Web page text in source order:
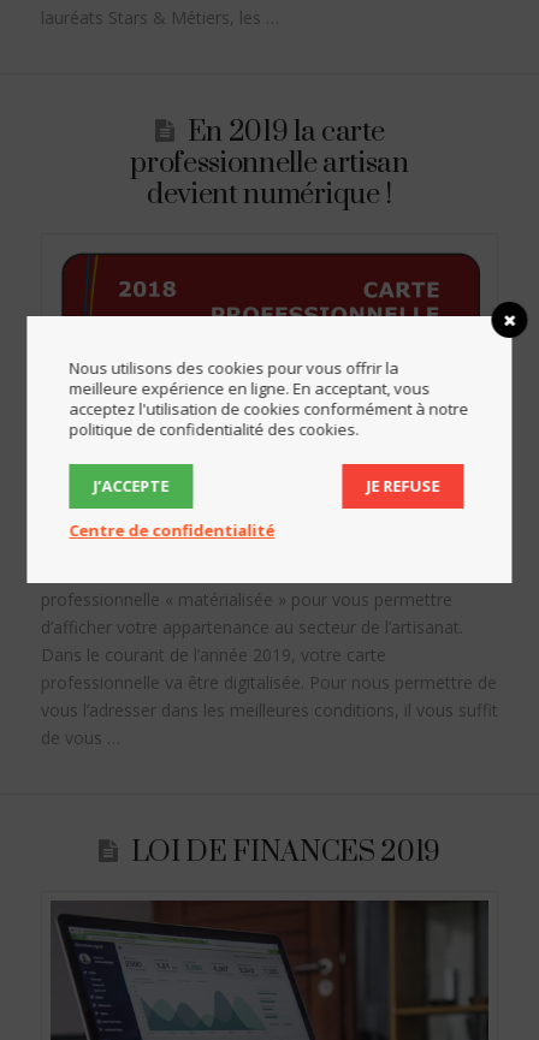
lauréats Stars & Métiers, les …
En 2019 la carte
professionnelle artisan
devient numérique !
professionnelle « matérialisée » pour vous permettre
d’afficher votre appartenance au secteur de l’artisanat.
Dans le courant de l’année 2019, votre carte
professionnelle va être digitalisée. Pour nous permettre de
vous l’adresser dans les meilleures conditions, il vous suffit
de vous …
LOI DE FINANCES 2019
Nous utilisons des cookies pour vous offrir la
meilleure expérience en ligne. En acceptant, vous
acceptez l'utilisation de cookies conformément à notre
politique de confidentialité des cookies.
J’ACCEPTE JE REFUSE
Centre de confidentialité